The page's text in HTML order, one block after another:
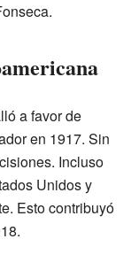
a favor de
en 1917. Sin
Incluso
Unidos y
Esto contribuyó